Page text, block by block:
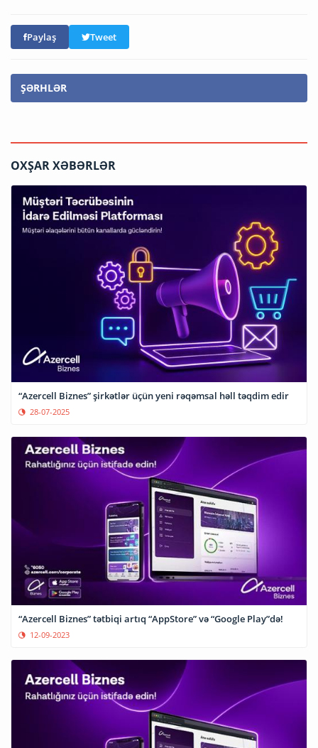
Paylaş Tweet
ŞƏRHLƏR
OXŞAR XƏBƏRLƏR
“Azercell Biznes” şirkətlər üçün yeni rəqəmsal həll təqdim edir
28-07-2025
“Azercell Biznes” tətbiqi artıq “AppStore” və “Google Play”də!
12-09-2023